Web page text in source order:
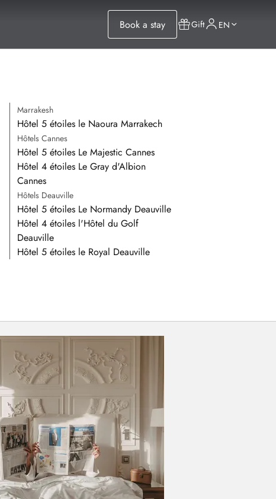
Book a stay Gift EN
Marrakesh
Hôtel 5 étoiles le Naoura Marrakech
Hôtels Cannes
Hôtel 5 étoiles Le Majestic Cannes
Hôtel 4 étoiles Le Gray d'Albion
Cannes
Hôtels Deauville
Hôtel 5 étoiles Le Normandy Deauville
Hôtel 4 étoiles l'Hôtel du Golf
Deauville
Hôtel 5 étoiles le Royal Deauville